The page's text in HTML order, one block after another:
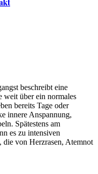
beschreibt eine
weit über ein normales
bereits Tage oder
innere Anspannung,
Spätestens am
es zu intensiven
von Herzrasen, Atemnot